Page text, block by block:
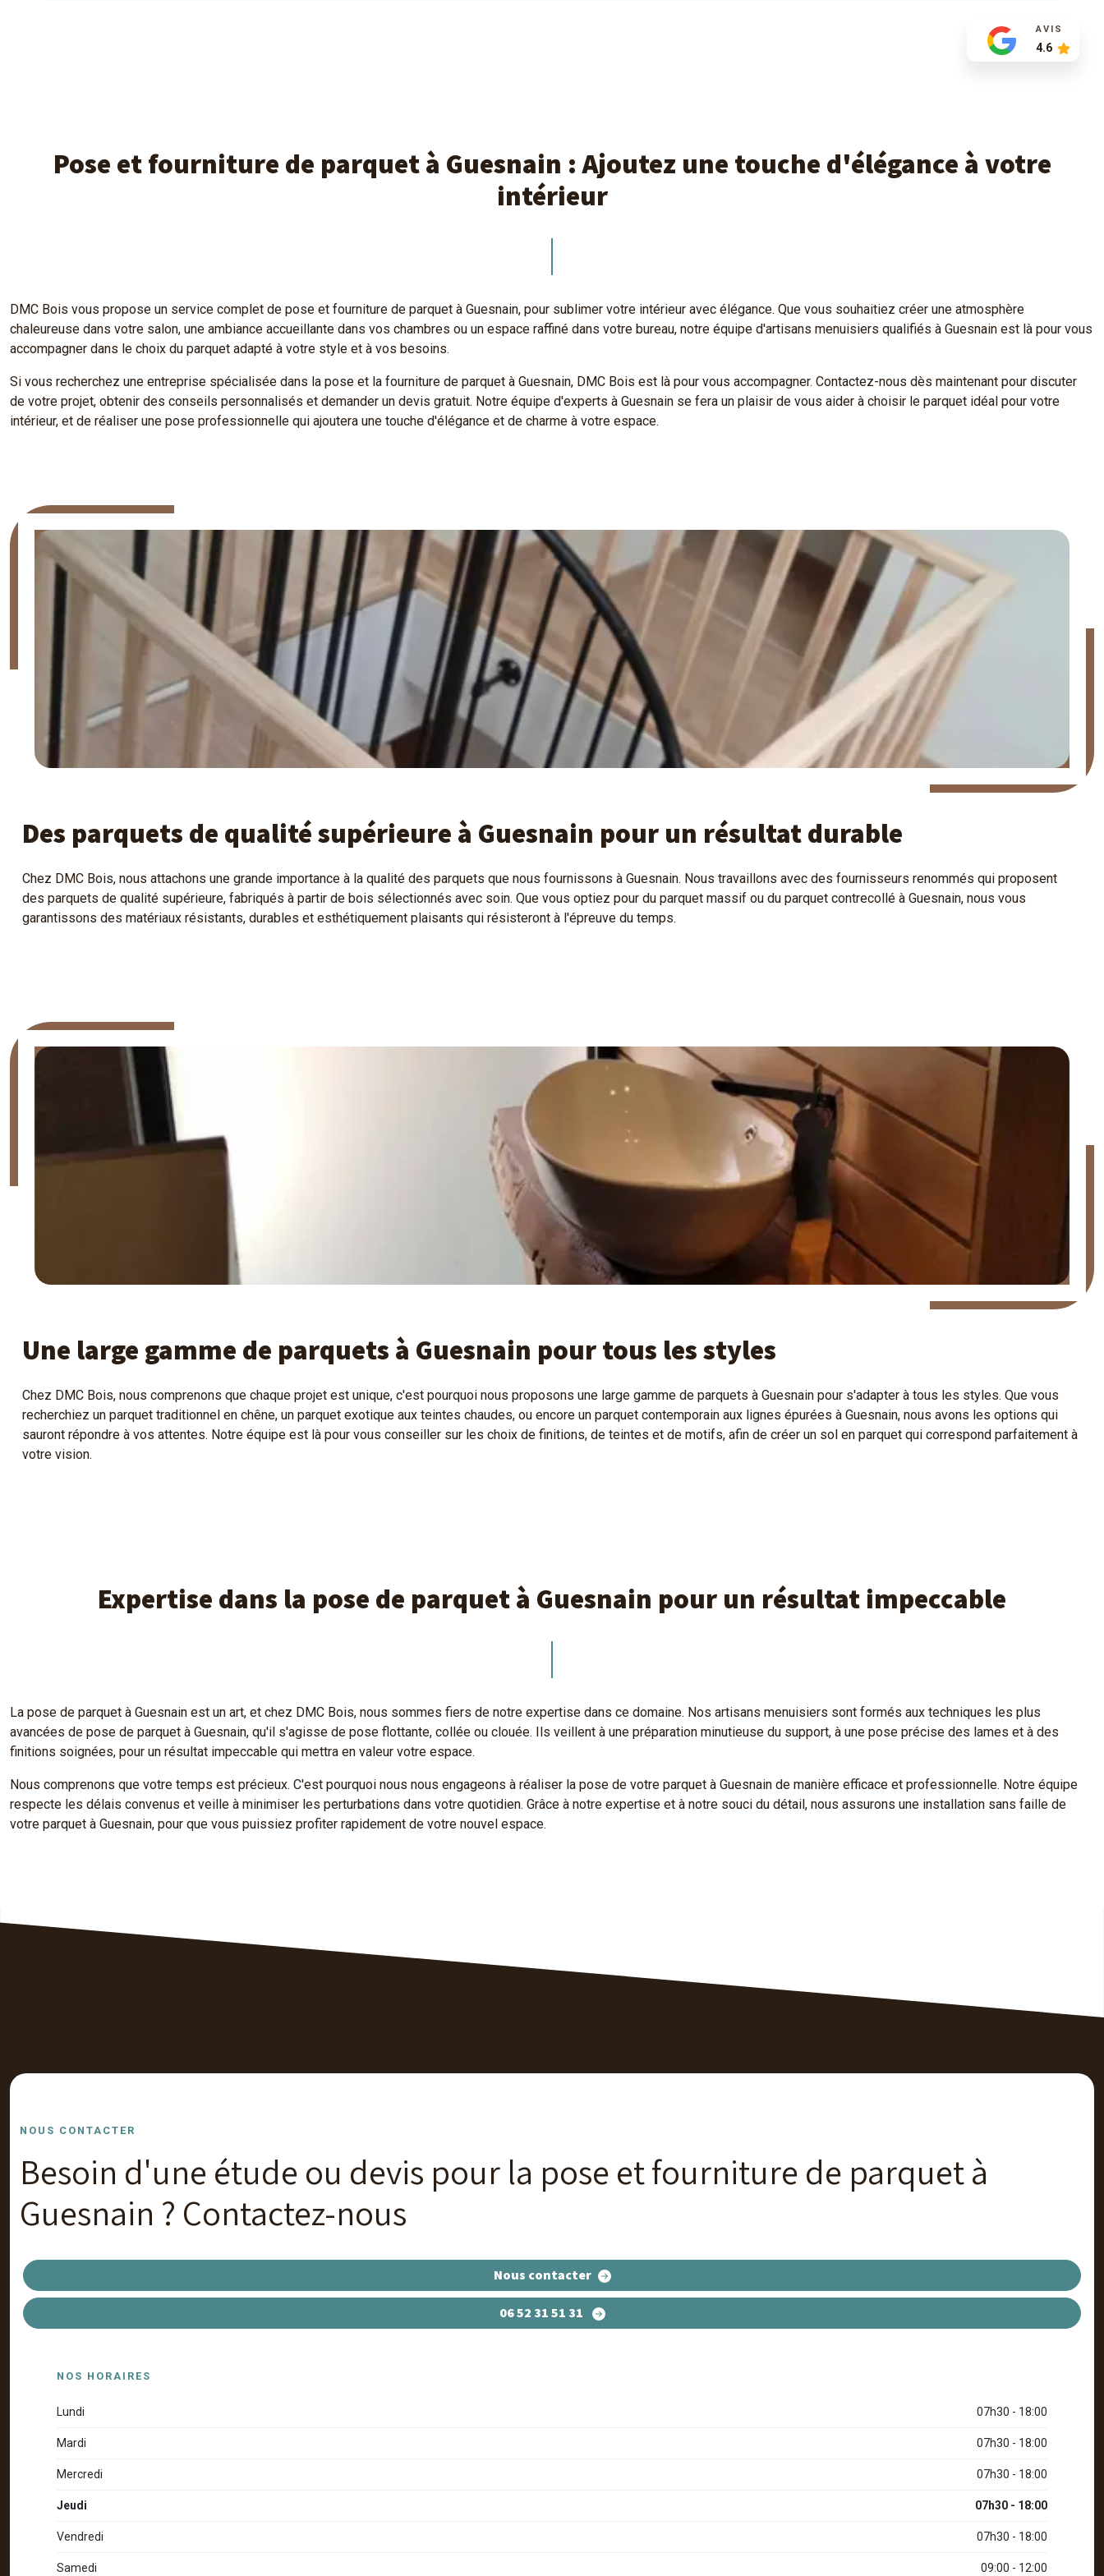
AVIS
4.6
Pose et fourniture de parquet à Guesnain : Ajoutez une touche d'élégance à votre
intérieur
DMC Bois vous propose un service complet de pose et fourniture de parquet à Guesnain, pour sublimer votre intérieur avec élégance. Que vous souhaitiez créer une atmosphère
chaleureuse dans votre salon, une ambiance accueillante dans vos chambres ou un espace raffiné dans votre bureau, notre équipe d'artisans menuisiers qualifiés à Guesnain est là pour vous
accompagner dans le choix du parquet adapté à votre style et à vos besoins.
Si vous recherchez une entreprise spécialisée dans la pose et la fourniture de parquet à Guesnain, DMC Bois est là pour vous accompagner. Contactez-nous dès maintenant pour discuter
de votre projet, obtenir des conseils personnalisés et demander un devis gratuit. Notre équipe d'experts à Guesnain se fera un plaisir de vous aider à choisir le parquet idéal pour votre
intérieur, et de réaliser une pose professionnelle qui ajoutera une touche d'élégance et de charme à votre espace.
Des parquets de qualité supérieure à Guesnain pour un résultat durable
Chez DMC Bois, nous attachons une grande importance à la qualité des parquets que nous fournissons à Guesnain. Nous travaillons avec des fournisseurs renommés qui proposent
des parquets de qualité supérieure, fabriqués à partir de bois sélectionnés avec soin. Que vous optiez pour du parquet massif ou du parquet contrecollé à Guesnain, nous vous
garantissons des matériaux résistants, durables et esthétiquement plaisants qui résisteront à l'épreuve du temps.
Une large gamme de parquets à Guesnain pour tous les styles
Chez DMC Bois, nous comprenons que chaque projet est unique, c'est pourquoi nous proposons une large gamme de parquets à Guesnain pour s'adapter à tous les styles. Que vous
recherchiez un parquet traditionnel en chêne, un parquet exotique aux teintes chaudes, ou encore un parquet contemporain aux lignes épurées à Guesnain, nous avons les options qui
sauront répondre à vos attentes. Notre équipe est là pour vous conseiller sur les choix de finitions, de teintes et de motifs, afin de créer un sol en parquet qui correspond parfaitement à
votre vision.
Expertise dans la pose de parquet à Guesnain pour un résultat impeccable
La pose de parquet à Guesnain est un art, et chez DMC Bois, nous sommes fiers de notre expertise dans ce domaine. Nos artisans menuisiers sont formés aux techniques les plus
avancées de pose de parquet à Guesnain, qu'il s'agisse de pose flottante, collée ou clouée. Ils veillent à une préparation minutieuse du support, à une pose précise des lames et à des
finitions soignées, pour un résultat impeccable qui mettra en valeur votre espace.
Nous comprenons que votre temps est précieux. C'est pourquoi nous nous engageons à réaliser la pose de votre parquet à Guesnain de manière efficace et professionnelle. Notre équipe
respecte les délais convenus et veille à minimiser les perturbations dans votre quotidien. Grâce à notre expertise et à notre souci du détail, nous assurons une installation sans faille de
votre parquet à Guesnain, pour que vous puissiez profiter rapidement de votre nouvel espace.
NOUS CONTACTER
Besoin d'une étude ou devis pour la pose et fourniture de parquet à
Guesnain ? Contactez-nous
Nous contacter
06 52 31 51 31
NOS HORAIRES
Lundi 07h30 - 18:00
Mardi 07h30 - 18:00
Mercredi 07h30 - 18:00
Jeudi 07h30 - 18:00
Vendredi 07h30 - 18:00
Samedi 09:00 - 12:00